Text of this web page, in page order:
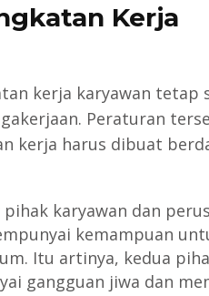
Kerja
kerja karyawan tetap
Peraturan
kerja harus dibuat
karyawan dan
kemampuan
Itu artinya, kedua
gangguan jiwa dan